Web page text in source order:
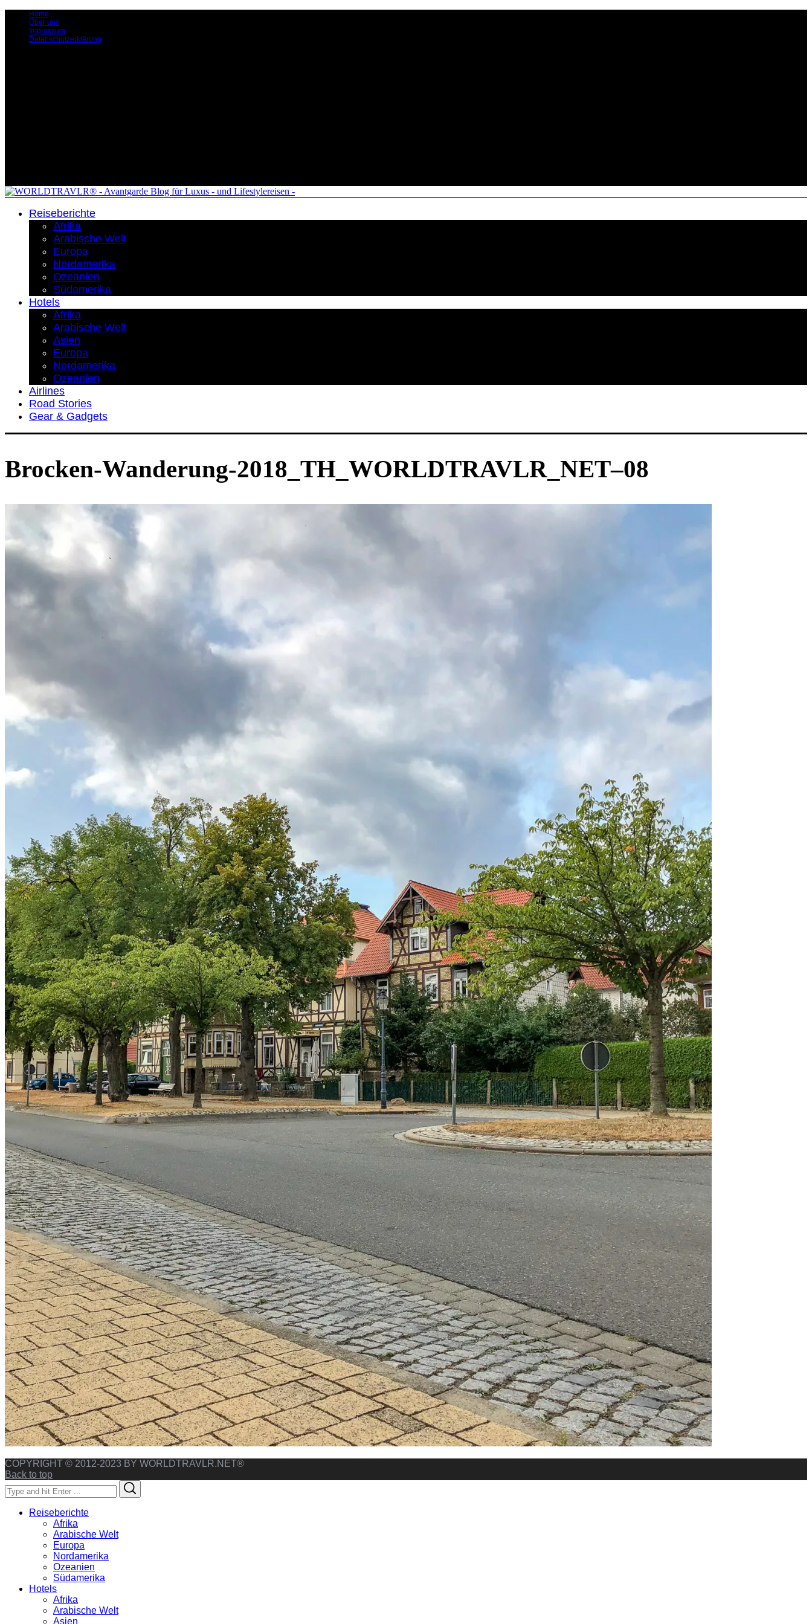
Home
Über uns
Impressum
Datenschutzerklärung
Reiseberichte
Afrika
Arabische Welt
Europa
Nordamerika
Ozeanien
Südamerika
Hotels
Afrika
Arabische Welt
Asien
Europa
Nordamerika
Ozeanien
Airlines
Road Stories
Gear & Gadgets
Brocken-Wanderung-2018_TH_WORLDTRAVLR_NET–08
COPYRIGHT © 2012-2023 BY WORLDTRAVLR.NET®
Back to top
Search
for:
Reiseberichte
Afrika
Arabische Welt
Europa
Nordamerika
Ozeanien
Südamerika
Hotels
Afrika
Arabische Welt
Asien